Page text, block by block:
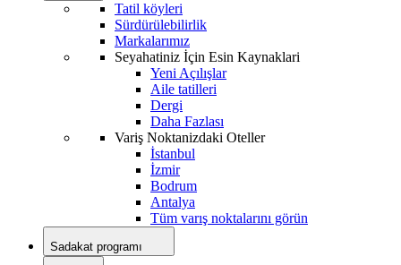
Tatil köyleri
Sürdürülebilirlik
Markalarımız
Seyahatiniz İçin Esin Kaynaklari
Yeni Açılışlar
Aile tatilleri
Dergi
Daha Fazlası
Variş Noktanizdaki Oteller
İstanbul
İzmir
Bodrum
Antalya
Tüm varış noktalarını görün
Sadakat programı